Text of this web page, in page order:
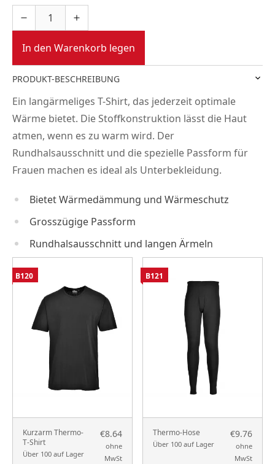
In den Warenkorb legen
PRODUKT-BESCHREIBUNG
Ein langärmeliges T-Shirt, das jederzeit optimale
Wärme bietet. Die Stoffkonstruktion lässt die Haut
atmen, wenn es zu warm wird. Der
Rundhalsausschnitt und die spezielle Passform für
Frauen machen es ideal als Unterbekleidung.
Bietet Wärmedämmung und Wärmeschutz
Grosszügige Passform
Rundhalsausschnitt und langen Ärmeln
Kurzarm Thermo-
T-Shirt
Über 100 auf Lager
€8.64
ohne
MwSt
B120
Thermo-Hose
Über 100 auf Lager
€9.76
ohne
MwSt
B121